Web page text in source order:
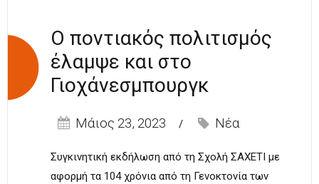
Ο ποντιακός πολιτισμός
έλαμψε και στο
Γιοχάνεσμπουργκ
Μάιος 23, 2023 Νέα
Συγκινητική εκδήλωση από τη Σχολή ΣΑΧΕΤΙ με
αφορμή τα 104 χρόνια από τη Γενοκτονία των